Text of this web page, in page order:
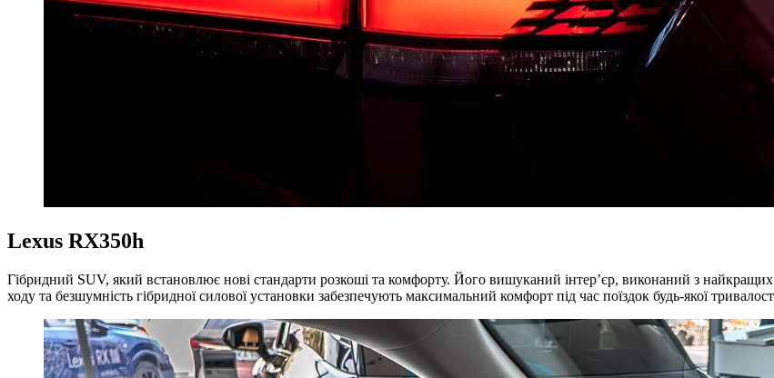
Lexus RX350h
Гібридний SUV, який встановлює нові стандарти розкоші та комфорту. Його вишуканий інтер’єр, виконаний з
ходу та безшумність гібридної силової установки забезпечують максимальний комфорт під час поїздок будь-якої